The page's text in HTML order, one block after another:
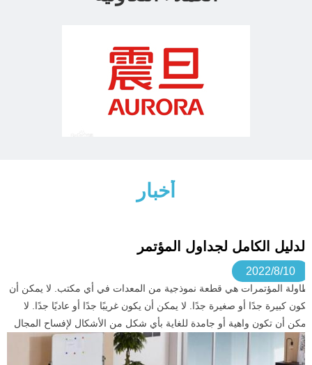
أخبار
الدليل الكامل لجداول المؤتمر
2022/8/10
طاولة المؤتمرات هي قطعة نموذجية من المعدات في أي مكتب. لا يمكن أن
تكون كبيرة جدًا أو صغيرة جدًا. لا يمكن أن يكون غريبًا جدًا أو عاديًا جدًا. لا
يمكن أن تكون واهية أو جامدة للغاية بأي شكل من الأشكال لإفساح المجال
للمناورة. إذن كيف تختار طاولة المؤتمرات المناسبة؟ المقالة التالية لديها
الجواب بالنسبة لك.